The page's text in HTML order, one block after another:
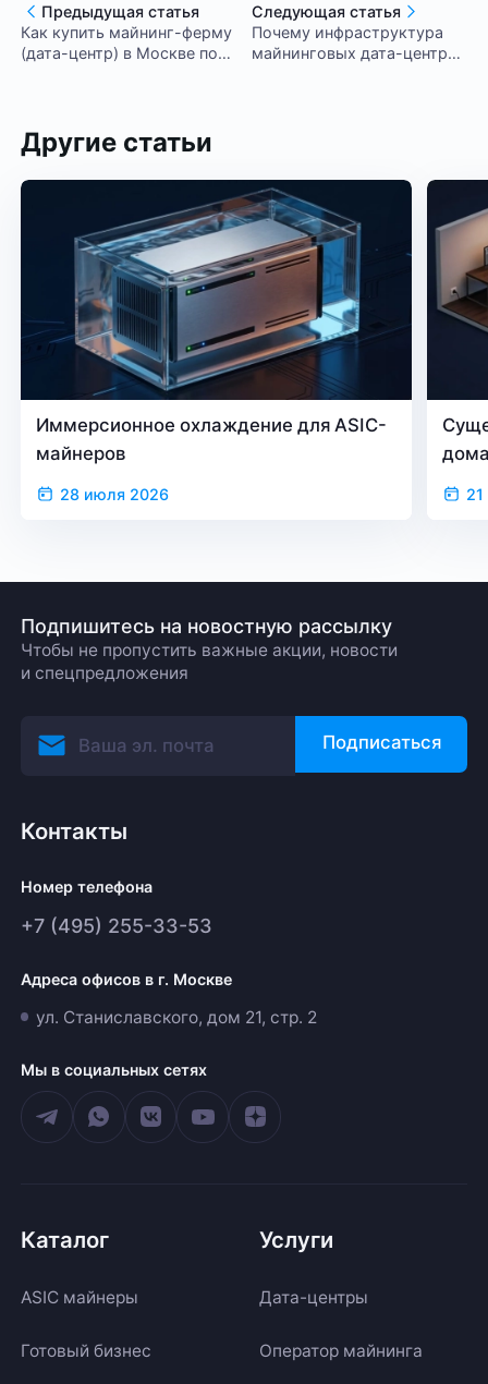
Предыдущая статья
Как купить майнинг-ферму
(дата-центр) в Москве под
Следующая статья
Почему инфраструктура
майнинговых дата-центров
Другие статьи
Иммерсионное охлаждение для ASIC-
майнеров
28 июля 2026
Подпишитесь на новостную рассылку
Чтобы не пропустить важные акции, новости
и спецпредложения
Подписаться
Контакты
Номер телефона
+7 (495) 255-33-53
Адреса офисов в г. Москве
ул. Станиславского, дом 21, стр. 2
Мы в социальных сетях
Каталог
ASIC майнеры
Готовый бизнес
Услуги
Дата-центры
Оператор майнинга